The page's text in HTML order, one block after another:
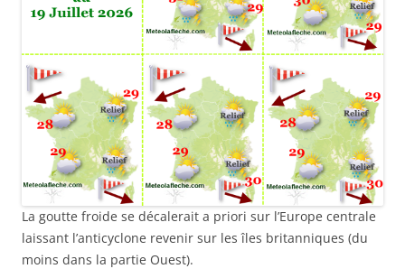
La goutte froide se décalerait a priori sur l’Europe centrale
laissant l’anticyclone revenir sur les îles britanniques (du
moins dans la partie Ouest).